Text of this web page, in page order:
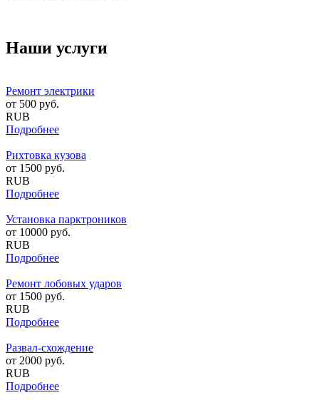
Наши услуги
Ремонт электрики
от 500 руб.
RUB
Подробнее
Рихтовка кузова
от 1500 руб.
RUB
Подробнее
Установка парктроников
от 10000 руб.
RUB
Подробнее
Ремонт лобовых ударов
от 1500 руб.
RUB
Подробнее
Развал-схождение
от 2000 руб.
RUB
Подробнее